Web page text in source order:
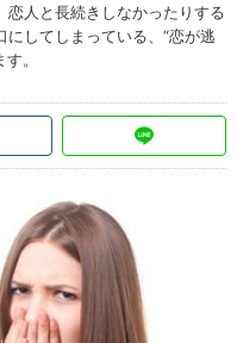
恋人と長続きしなかったりする
してしまっている、“恋が逃
。